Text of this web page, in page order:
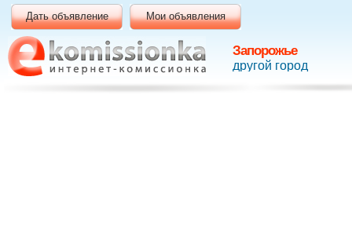
Запорожье
другой город
Дать объявление Мои объявления